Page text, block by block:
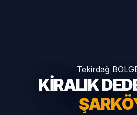
Tekirdağ
KİRALIK